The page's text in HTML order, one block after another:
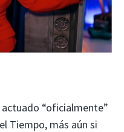
“oficialmente”
Tiempo, más aún si